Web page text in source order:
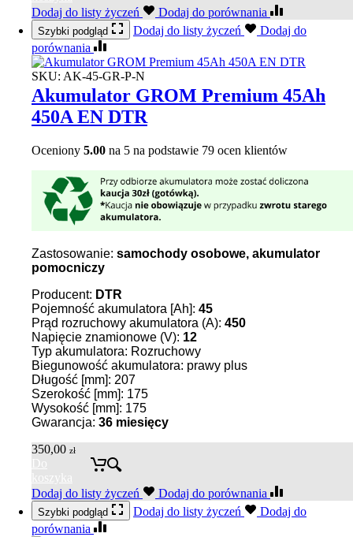
Dodaj do listy życzeń
Dodaj do porównania
Szybki podgląd Dodaj do listy życzeń
Dodaj do
porównania
SKU: AK-45-GR-P-N
Akumulator GROM Premium 45Ah
450A EN DTR
Oceniony 5.00 na 5 na podstawie 79 ocen klientów
Zastosowanie: samochody osobowe, akumulator
pomocniczy
Producent: DTR
Pojemność akumulatora [Ah]: 45
Prąd rozruchowy akumulatora (A): 450
Napięcie znamionowe (V): 12
Typ akumulatora: Rozruchowy
Biegunowość akumulatora: prawy plus
Długość [mm]: 207
Szerokość [mm]: 175
Wysokość [mm]: 175
Gwarancja: 36 miesięcy
350,00 zł
Do
koszyka
Dodaj do listy życzeń
Dodaj do porównania
Szybki podgląd Dodaj do listy życzeń
Dodaj do
porównania